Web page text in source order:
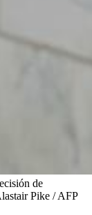
de
Pike / AFP